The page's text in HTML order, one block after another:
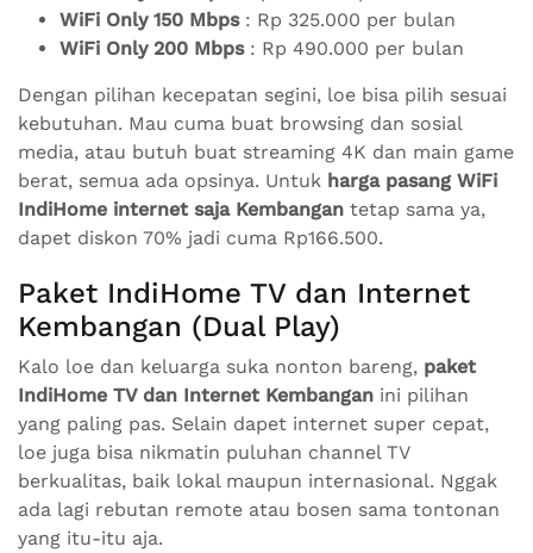
WiFi Only 150 Mbps: Rp 325.000 per bulan
WiFi Only 200 Mbps: Rp 490.000 per bulan
Dengan pilihan kecepatan segini, loe bisa pilih sesuai
kebutuhan. Mau cuma buat browsing dan sosial
media, atau butuh buat streaming 4K dan main game
berat, semua ada opsinya. Untuk harga pasang WiFi
IndiHome internet saja Kembangan tetap sama ya,
dapet diskon 70% jadi cuma Rp166.500.
Paket IndiHome TV dan Internet
Kembangan (Dual Play)
Kalo loe dan keluarga suka nonton bareng, paket
IndiHome TV dan Internet Kembangan ini pilihan
yang paling pas. Selain dapet internet super cepat,
loe juga bisa nikmatin puluhan channel TV
berkualitas, baik lokal maupun internasional. Nggak
ada lagi rebutan remote atau bosen sama tontonan
yang itu-itu aja.